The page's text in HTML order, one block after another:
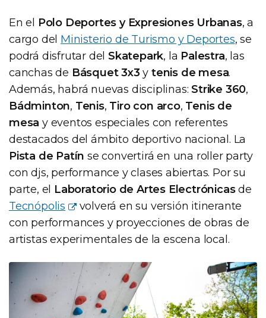
En el Polo Deportes y Expresiones Urbanas, a
cargo del Ministerio de Turismo y Deportes, se
podrá disfrutar delSkatepark, la Palestra, las
canchas de Básquet 3x3 ytenis de mesa.
Además, habrá nuevas disciplinas:Strike 360,
Bádminton, Tenis, Tiro con arco, Tenis de
mesa y eventos especiales con referentes
destacados del ámbito deportivo nacional. La
Pista de Patín se convertirá en una roller party
con djs, performance y clases abiertas. Por su
parte, el Laboratorio de Artes Electrónicasde
Tecnópolis
volverá en su versión itinerante
con performances y proyecciones de obras de
artistas experimentales de la escena local.